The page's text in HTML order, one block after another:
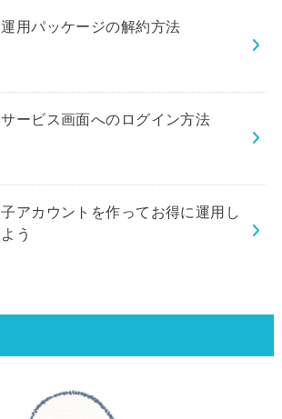
運用パッケージの解約方法
サービス画面へのログイン方法
子アカウントを作ってお得に運用し
よう